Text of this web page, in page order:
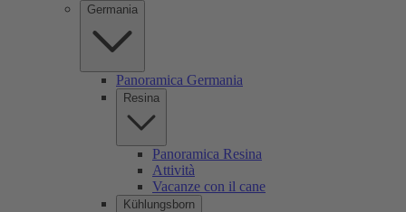
Germania
Panoramica Germania
Resina
Panoramica Resina
Attività
Vacanze con il cane
Kühlungsborn